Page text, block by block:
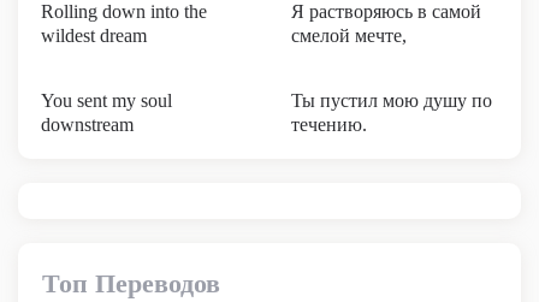
Rolling down into the
wildest dream
Я растворяюсь в самой
смелой мечте,
You sent my soul
downstream
Ты пустил мою душу по
течению.
Топ Переводов